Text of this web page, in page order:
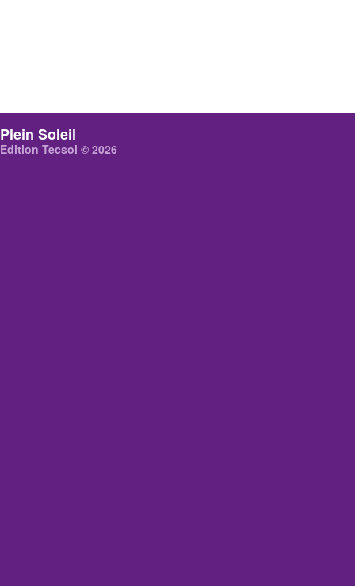
Plein Soleil
Edition Tecsol © 2026